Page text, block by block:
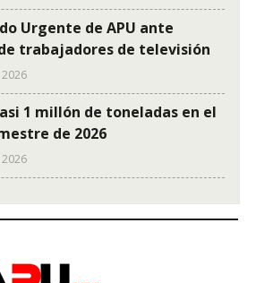
Urgente de APU ante
trabajadores de televisión
1 millón de toneladas en el
de 2026